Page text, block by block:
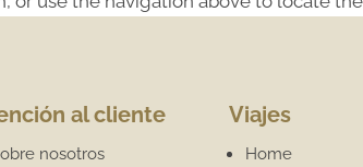
al cliente
nosotros
Viajes
Home